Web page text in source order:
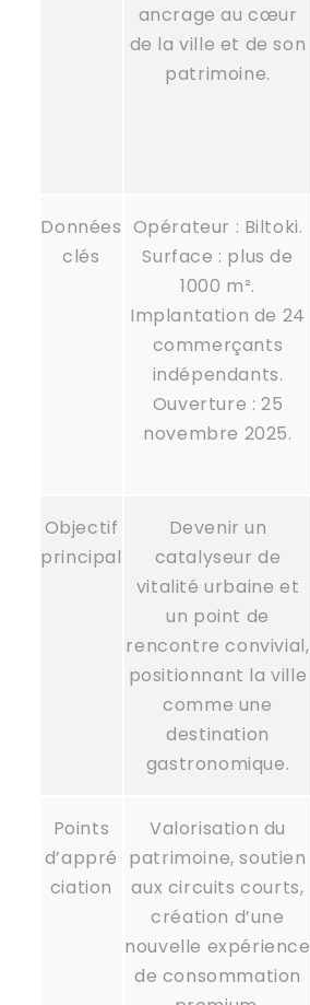
ancrage au cœur
de la ville et de son
patrimoine.
Données
clés
Opérateur : Biltoki.
Surface : plus de
1000 m².
Implantation de 24
commerçants
indépendants.
Ouverture : 25
novembre 2025.
Objectif
principal
Devenir un
catalyseur de
vitalité urbaine et
un point de
rencontre convivial,
positionnant la ville
comme une
destination
gastronomique.
Points
d’appré
ciation
Valorisation du
patrimoine, soutien
aux circuits courts,
création d’une
nouvelle expérience
de consommation